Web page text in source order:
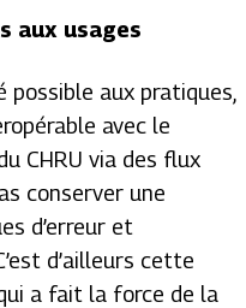
aux usages
aux pratiques,
avec le
CHRU via des flux
conserver une
d’erreur et
d’ailleurs cette
a fait la force de la